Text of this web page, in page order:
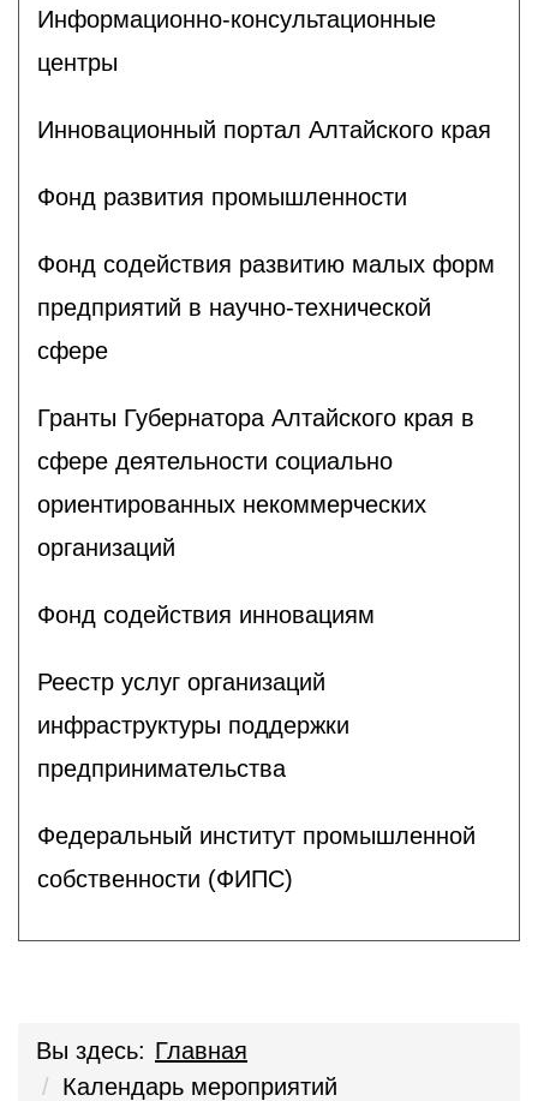
Информационно-консультационные
центры
Инновационный портал Алтайского края
Фонд развития промышленности
Фонд содействия развитию малых форм
предприятий в научно-технической
сфере
Гранты Губернатора Алтайского края в
сфере деятельности социально
ориентированных некоммерческих
организаций
Фонд содействия инновациям
Реестр услуг организаций
инфраструктуры поддержки
предпринимательства
Федеральный институт промышленной
собственности (ФИПС)
Вы здесь: Главная
Календарь мероприятий